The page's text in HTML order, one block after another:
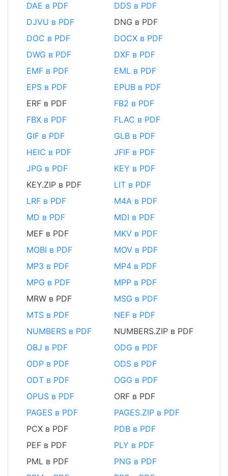
DAE в PDF
DDS в PDF
DJVU в PDF
DNG в PDF
DOC в PDF
DOCX в PDF
DWG в PDF
DXF в PDF
EMF в PDF
EML в PDF
EPS в PDF
EPUB в PDF
ERF в PDF
FB2 в PDF
FBX в PDF
FLAC в PDF
GIF в PDF
GLB в PDF
HEIC в PDF
JFIF в PDF
JPG в PDF
KEY в PDF
KEY.ZIP в PDF
LIT в PDF
LRF в PDF
M4A в PDF
MD в PDF
MDI в PDF
MEF в PDF
MKV в PDF
MOBI в PDF
MOV в PDF
MP3 в PDF
MP4 в PDF
MPG в PDF
MPP в PDF
MRW в PDF
MSG в PDF
MTS в PDF
NEF в PDF
NUMBERS в PDF
NUMBERS.ZIP в PDF
OBJ в PDF
ODG в PDF
ODP в PDF
ODS в PDF
ODT в PDF
OGG в PDF
OPUS в PDF
ORF в PDF
PAGES в PDF
PAGES.ZIP в PDF
PCX в PDF
PDB в PDF
PEF в PDF
PLY в PDF
PML в PDF
PNG в PDF